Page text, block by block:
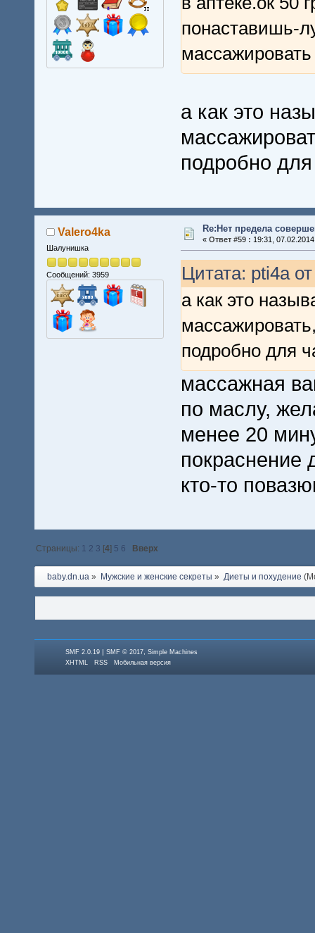
понаставишь-
массажировать
а как это
подробно
Valero4ka
Шалунишка
Сообщений: 3959
Re:Нет предела
« Ответ #59 : 19:31,
Цитата: pti4a
а как это
подробно для
массажная
по маслу,
менее 20
покраснение
кто-то
Страницы: 1 2 3 [4] 5 6 Вверх
baby.dn.ua» Мужские и женские секреты » Диеты и похудение
SMF 2.0.19 |SMF © 2017 ,Simple Machines
XHTML
RSS Мобильная версия